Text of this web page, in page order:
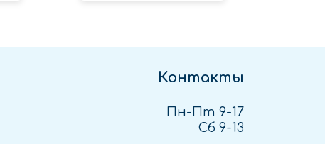
Контакты
Пн-Пт 9-17
Сб 9-13